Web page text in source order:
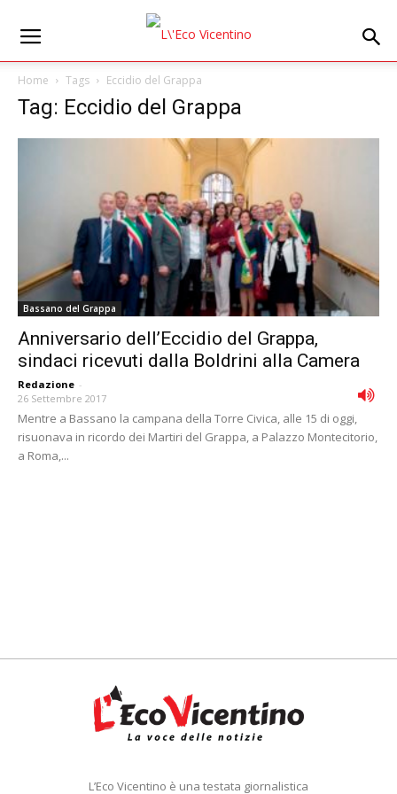
Home Tags Eccidio del Grappa
Tag: Eccidio del Grappa
Bassano del Grappa
Anniversario dell’Eccidio del Grappa,
sindaci ricevuti dalla Boldrini alla Camera
Redazione -
26 Settembre 2017
Mentre a Bassano la campana della Torre Civica, alle 15 di oggi,
risuonava in ricordo dei Martiri del Grappa, a Palazzo Montecitorio,
a Roma,...
L’Eco Vicentino è una testata giornalistica